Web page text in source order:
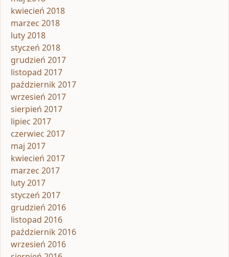
kwiecień 2018
marzec 2018
luty 2018
styczeń 2018
grudzień 2017
listopad 2017
październik 2017
wrzesień 2017
sierpień 2017
lipiec 2017
czerwiec 2017
maj 2017
kwiecień 2017
marzec 2017
luty 2017
styczeń 2017
grudzień 2016
listopad 2016
październik 2016
wrzesień 2016